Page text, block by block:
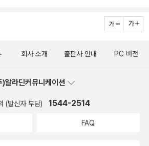
회사 소개 출판사 안내 PC 버전
)알라딘커뮤니케이션
(발신자 부담) 1544-2514
FAQ